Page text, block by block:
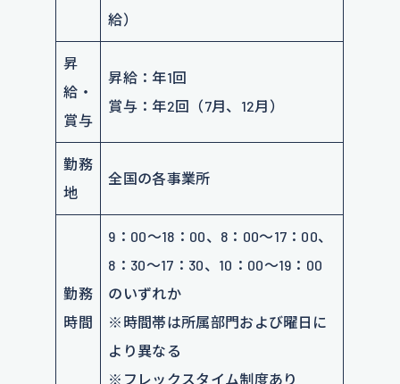
給）
昇
給・
賞与
昇給：年1回
賞与：年2回（7月、12月）
勤務
地
全国の各事業所
勤務
時間
9：00～18：00、8：00～17：00、
8：30～17：30、10：00～19：00
のいずれか
※時間帯は所属部門および曜日に
より異なる
※フレックスタイム制度あり